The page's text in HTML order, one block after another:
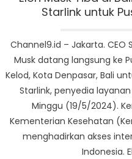
Starlink untuk
Channel9.id – Jakarta. CEO
Musk datang langsung ke
Kelod, Kota Denpasar, Bali
Starlink, penyedia
Minggu (19/5/2024).
Kementerian Kesehatan
menghadirkan akses
Indonesia.